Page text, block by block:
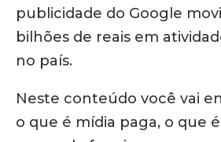
publicidade do Google
bilhões de reais em
no país.
Neste conteúdo você vai
o que é mídia paga, o que